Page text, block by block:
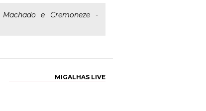
e Cremoneze -
MIGALHAS LIVE